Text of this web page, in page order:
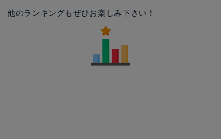
他のランキングもぜひお楽しみ下さい！